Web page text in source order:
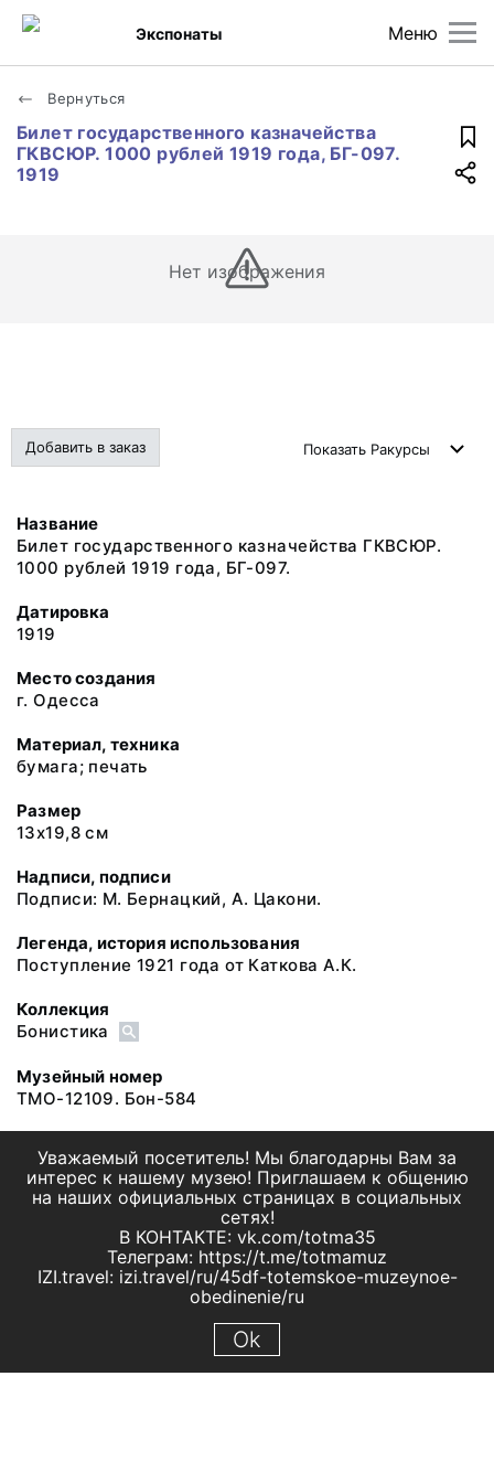
Меню
Экспонаты
Вернуться
Билет государственного казначейства
ГКВСЮР. 1000 рублей 1919 года, БГ-097.
1919
Нет изображения
Добавить в заказ Показать Ракурсы
Название
Билет государственного казначейства ГКВСЮР.
1000 рублей 1919 года, БГ-097.
Датировка
1919
Место создания
г. Одесса
Материал, техника
бумага; печать
Размер
13х19,8 см
Надписи, подписи
Подписи: М. Бернацкий, А. Цакони.
Легенда, история использования
Поступление 1921 года от Каткова А.К.
Коллекция
Бонистика
Музейный номер
ТМО-12109. Бон-584
Уважаемый посетитель! Мы благодарны Вам за
интерес к нашему музею! Приглашаем к общению
на наших официальных страницах в социальных
сетях!
В КОНТАКТЕ: vk.com/totma35
Телеграм: https://t.me/totmamuz
IZI.travel: izi.travel/ru/45df-totemskoe-muzeynoe-
obedinenie/ru
Ok